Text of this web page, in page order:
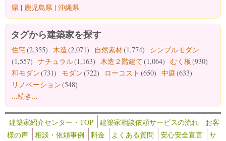
県 | 鹿児島県 | 沖縄県
タグから建築家を探す
住宅(2,355) 木造(2,071) 自然素材(1,774)
シンプルモダン
(1,557) ナチュラル(1,163) 木造２階建て(1,064) むく板 (930)
和モダン(731) モダン(722) ローコスト (650) 中庭(633)
リノベーション(548)
...続き...
建築家紹介センター・TOP 建築家相談依頼サービスの流れ
お客
様の声
相談・依頼事例 料金 よくある質問 安心安全宣言
サ